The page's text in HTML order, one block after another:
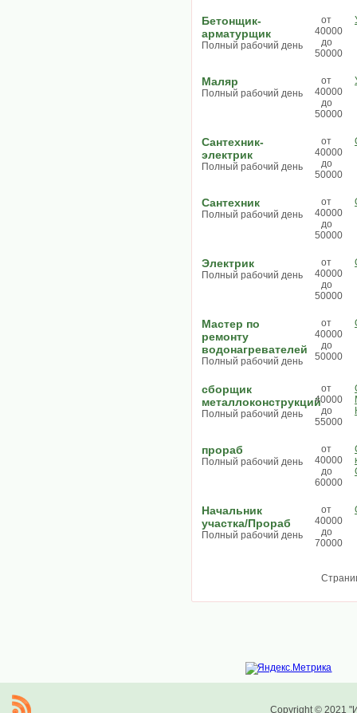
Бетонщик-
арматурщик
Полный рабочий день
от
40000
до
50000
Маляр
Полный рабочий день
от
40000
до
50000
Сантехник-
электрик
Полный рабочий день
от
40000
до
50000
Сантехник
Полный рабочий день
от
40000
до
50000
Электрик
Полный рабочий день
от
40000
до
50000
Мастер по
ремонту
водонагревателей
Полный рабочий день
от
40000
до
50000
сборщик
металлоконструкций
Полный рабочий день
от
40000
до
55000
прораб
Полный рабочий день
от
40000
до
60000
Начальник
участка/Прораб
Полный рабочий день
от
40000
до
70000
Copyright © 2021